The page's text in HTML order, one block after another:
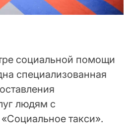
социальной помощи
специализованная
людям с
такси».